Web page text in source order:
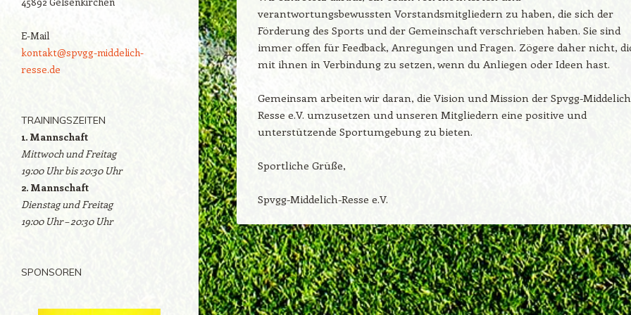
verantwortungsbewussten Vorstandsmitgliedern zu haben, die sich der
Förderung des Sports und der Gemeinschaft verschrieben haben. Sie sind
immer offen für Feedback, Anregungen und Fragen. Zögere daher nicht,
mit ihnen in Verbindung zu setzen, wenn du Anliegen oder Ideen hast.
Gemeinsam arbeiten wir daran, die Vision und Mission der Spvgg-
Resse e.V. umzusetzen und unseren Mitgliedern eine positive und
unterstützende Sportumgebung zu bieten.
Sportliche Grüße,
Spvgg-Middelich-Resse e.V.
E-Mail
kontakt@spvgg-middelich-
resse.de
TRAININGSZEITEN
1. Mannschaft
Mittwoch und Freitag
19:00 Uhr bis 20:30 Uhr
2. Mannschaft
Dienstag und Freitag
19:00 Uhr – 20:30 Uhr
SPONSOREN